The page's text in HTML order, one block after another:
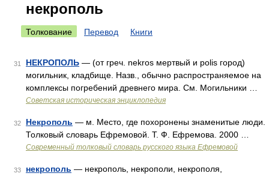
некрополь
Толкование Перевод Книги
31 НЕКРОПОЛЬ — (от греч. nekros мертвый и polis город)
могильник, кладбище. Назв., обычно распространяемое на
комплексы погребений древнего мира. См. Могильники …
Советская историческая энциклопедия
32 Некрополь — м. Место, где похоронены знаменитые люди.
Толковый словарь Ефремовой. Т. Ф. Ефремова. 2000 …
Современный толковый словарь русского языка Ефремовой
33 некрополь — некрополь, некрополи, некрополя,